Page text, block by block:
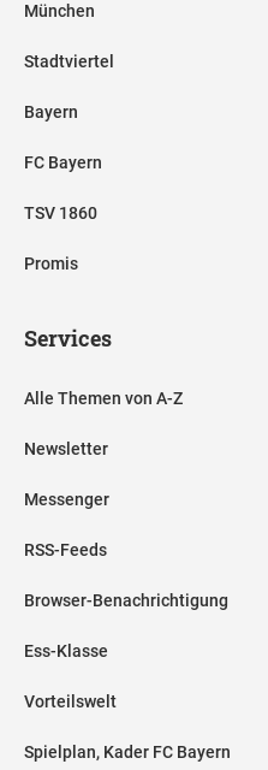
München
Stadtviertel
Bayern
FC Bayern
TSV 1860
Promis
Services
Alle Themen von A-Z
Newsletter
Messenger
RSS-Feeds
Browser-Benachrichtigung
Ess-Klasse
Vorteilswelt
Spielplan, Kader FC Bayern